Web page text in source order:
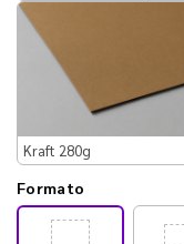
Kraft 280g
Formato